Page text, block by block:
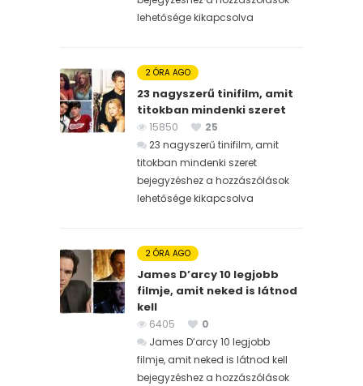
lehetősége kikapcsolva
2 ÓRA AGO
23 nagyszerű tinifilm, amit
titokban mindenki szeret
15850
25
23 nagyszerű tinifilm, amit
titokban mindenki szeret
bejegyzéshez a hozzászólások
lehetősége kikapcsolva
2 ÓRA AGO
James D’arcy 10 legjobb
filmje, amit neked is látnod
kell
6405
0
James D’arcy 10 legjobb
filmje, amit neked is látnod kell
bejegyzéshez a hozzászólások